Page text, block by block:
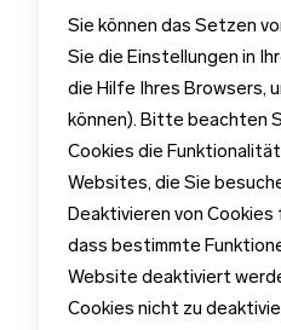
Sie können das Setzen
Sie die Einstellungen in
die Hilfe Ihres Browsers,
können). Bitte beachten
Cookies die
Websites, die Sie
Deaktivieren von Cookies
dass bestimmte
Website deaktiviert
Cookies nicht zu